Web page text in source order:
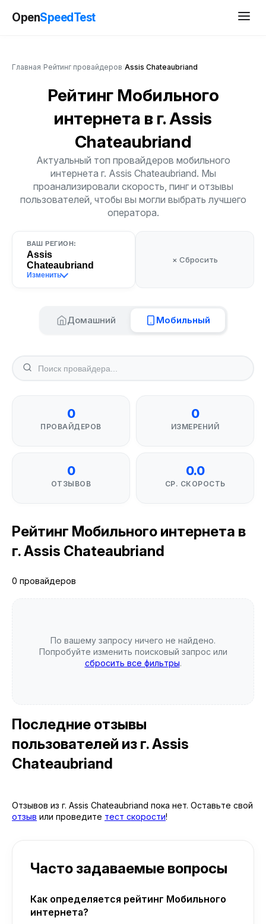
OpenSpeedTest
Главная Рейтинг провайдеров Assis Chateaubriand
Рейтинг Мобильного
интернета в г. Assis
Chateaubriand
Актуальный топ провайдеров мобильного
интернета г. Assis Chateaubriand. Мы
проанализировали скорость, пинг и отзывы
пользователей, чтобы вы могли выбрать лучшего
оператора.
ВАШ РЕГИОН:
Assis
Chateaubriand
Изменить
× Сбросить
Домашний Мобильный
0
ПРОВАЙДЕРОВ
0
ИЗМЕРЕНИЙ
0
ОТЗЫВОВ
0.0
СР. СКОРОСТЬ
Рейтинг Мобильного интернета в
г. Assis Chateaubriand
0 провайдеров
По вашему запросу ничего не найдено.
Попробуйте изменить поисковый запрос или
сбросить все фильтры.
Последние отзывы
пользователей из г. Assis
Chateaubriand
Отзывов из г. Assis Chateaubriand пока нет. Оставьте свой
отзыв или проведите тест скорости!
Часто задаваемые вопросы
Как определяется рейтинг Мобильного
интернета?